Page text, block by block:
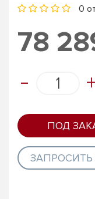
0
78
-
ПОД
ЗАПРОСИТЬ